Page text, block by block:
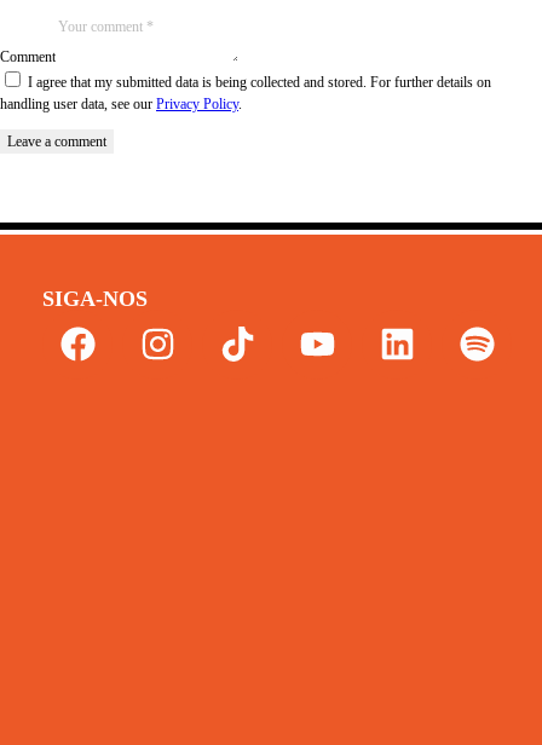
Comment
I agree that my submitted data is being collected and stored. For further details on
handling user data, see our Privacy Policy.
SIGA-NOS